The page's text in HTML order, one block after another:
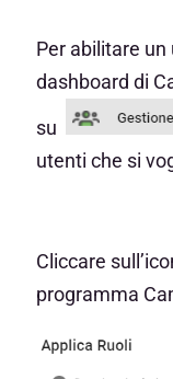
Per abilitare
dashboard di
su
utenti che si
Cliccare
programma